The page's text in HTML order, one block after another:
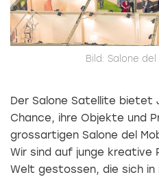
Bild: Salone
Der Salone Satellite bietet
Chance, ihre Objekte und
grossartigen Salone del
Wir sind auf junge kreative
Welt gestossen, die sich in